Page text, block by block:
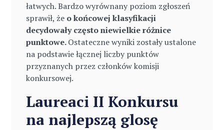
łatwych. Bardzo wyrównany poziom zgłoszeń
sprawił, że o końcowej klasyfikacji
decydowały często niewielkie różnice
punktowe.Ostateczne wyniki zostały ustalone
na podstawie łącznej liczby punktów
przyznanych przez członków komisji
konkursowej.
Laureaci II Konkursu
na najlepszą glosę